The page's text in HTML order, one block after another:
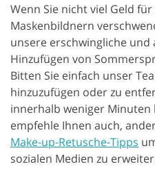
Wenn Sie nicht viel Geld
Maskenbildnern
unsere erschwingliche
Hinzufügen von
Bitten Sie einfach unser
hinzuzufügen oder zu
innerhalb weniger Minuten
empfehle Ihnen auch,
Make-up-Retusche-Tipps
sozialen Medien zu